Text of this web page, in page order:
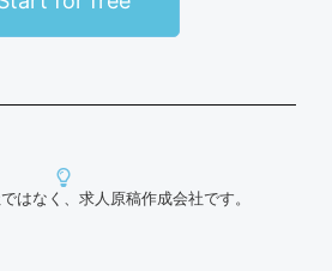
はなく、求人原稿作成会社です。